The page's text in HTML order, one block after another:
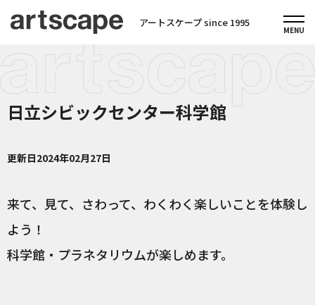
アートスケープ since 1995
日立シビックセンター科学館
更新日2024年02月27日
来て、見て、さわって、わくわく楽しいことを体験し
よう！
科学館・プラネタリウムが楽しめます。